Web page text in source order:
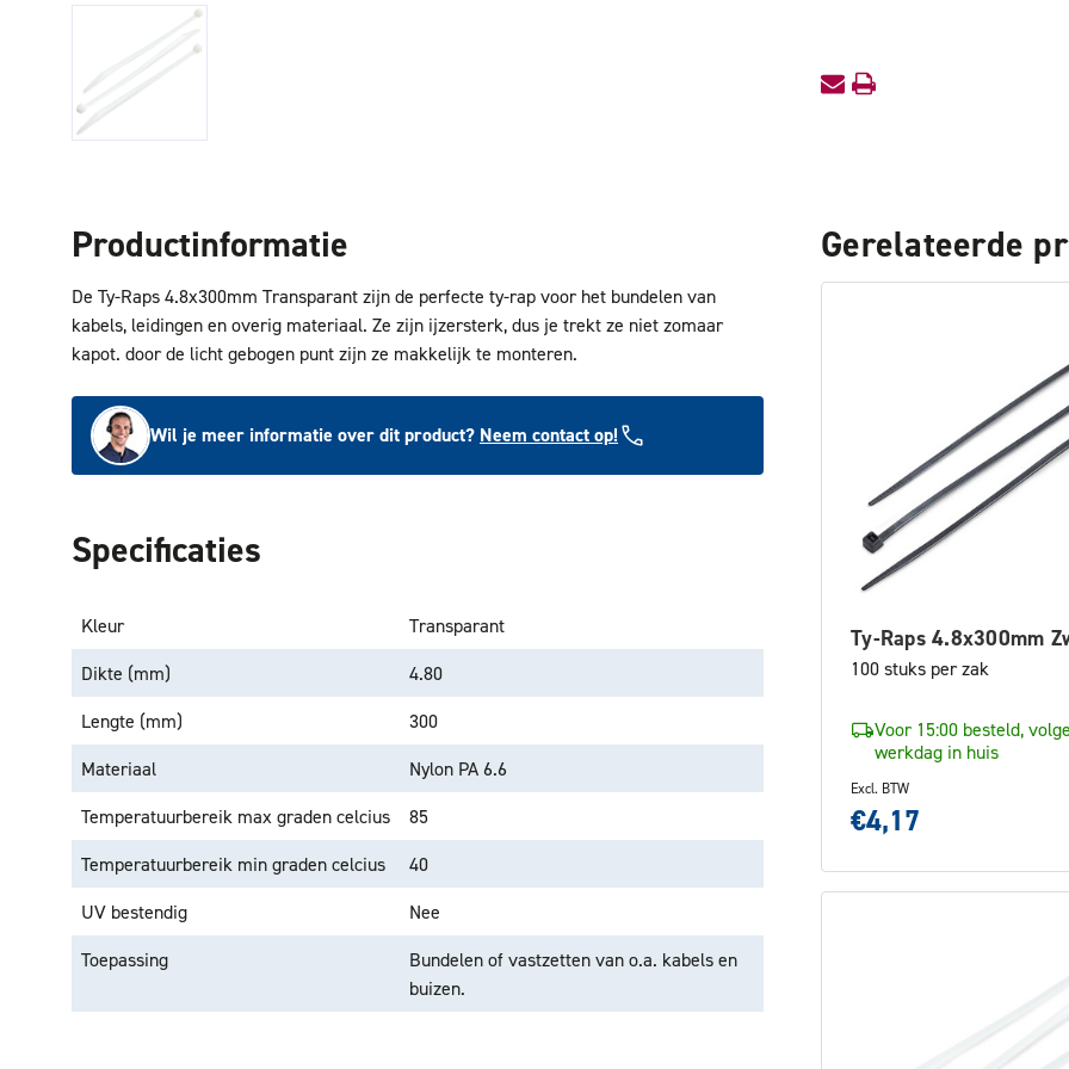
Productinformatie
De Ty-Raps 4.8x300mm Transparant zijn de perfecte ty-rap voor het bundelen van
kabels, leidingen en overig materiaal. Ze zijn ijzersterk, dus je trekt ze niet zomaar
kapot. door de licht gebogen punt zijn ze makkelijk te monteren.
Wil je meer informatie over dit product? Neem contact op!
Specificaties
Kleur
Transparant
Dikte (mm)
4.80
Lengte (mm)
300
Materiaal
Nylon PA 6.6
Temperatuurbereik max graden celcius
85
Temperatuurbereik min graden celcius
40
UV bestendig
Nee
Toepassing
Bundelen of vastzetten van o.a. kabels en
buizen.
Gerelateerde
Ty-Raps 4.8x300mm
100 stuks per zak
Voor 15:00 besteld,
werkdag in huis
Excl. BTW
€4,17